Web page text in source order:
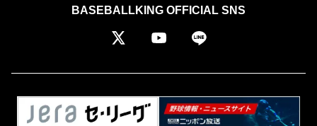
BASEBALLKING OFFICIAL SNS